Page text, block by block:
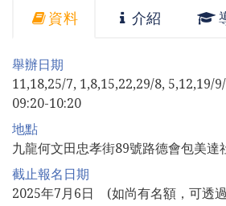
資料 介紹
舉辦日期
11,18,25/7, 1,8,15,22,29/8, 5,12,19/
09:20-10:20
地點
九龍何文田忠孝街89號路德會包美達
截止報名日期
2025年7月6日 (如尚有名額，可透